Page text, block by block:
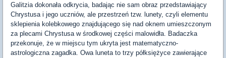
Galitzia dokonała odkrycia, badając nie sam obraz przedstawiający
Chrystusa i jego uczniów, ale przestrzeń tzw. lunety, czyli elementu
sklepienia kolebkowego znajdującego się nad oknem umieszczonym
za plecami Chrystusa w środkowej części malowidła. Badaczka
przekonuje, że w miejscu tym ukryta jest matematyczno-
astrologiczna zagadka. Owa luneta to trzy półksiężyce zawierające